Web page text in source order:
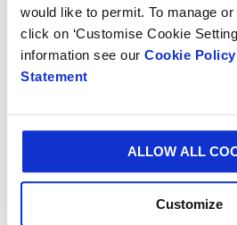
would like to permit. To manage
click on ‘Customise Cookie
information see our Cookie Policy
Statement
ALLOW ALL
Customize